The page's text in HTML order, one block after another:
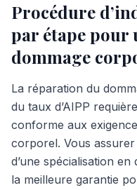
Procédure
par étape pour
dommage
La réparation du
du taux d’AIPP
conforme aux
corporel. Vous assurer
d’une spécialisation
la meilleure garantie